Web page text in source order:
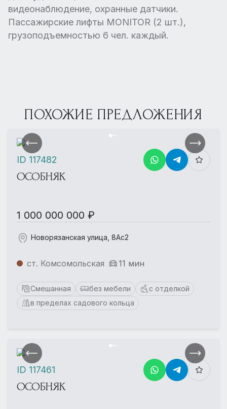
видеонаблюдение, охранные датчики.
Пассажирские лифты MONITOR (2 шт.),
грузоподъемностью 6 чел. каждый.
ПОХОЖИЕ ПРЕДЛОЖЕНИЯ
ОСОБНЯК
1 000 000 000 ₽
Новорязанская улица, 8Ас2
ст. Комсомольская 11 мин
Смешанная без мебели
с отделкой
в пределах садового кольца
ID 117482
ОСОБНЯК
ID 117461